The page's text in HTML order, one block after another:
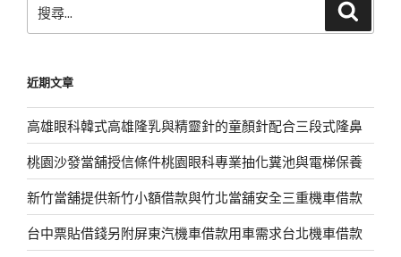
尋
字:
近期文章
高雄眼科韓式高雄隆乳與精靈針的童顏針配合三段式隆鼻
桃園沙發當舖授信條件桃園眼科專業抽化糞池與電梯保養
新竹當舖提供新竹小額借款與竹北當舖安全三重機車借款
台中票貼借錢另附屏東汽機車借款用車需求台北機車借款